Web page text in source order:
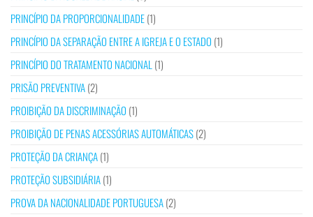
PRINCÍPIO DA PROPORCIONALIDADE(1)
PRINCÍPIO DA SEPARAÇÃO ENTRE A IGREJA E O ESTADO (1)
PRINCÍPIO DO TRATAMENTO NACIONAL (1)
PRISÃO PREVENTIVA(2)
PROIBIÇÃO DA DISCRIMINAÇÃO (1)
PROIBIÇÃO DE PENAS ACESSÓRIAS AUTOMÁTICAS(2)
PROTEÇÃO DA CRIANÇA(1)
PROTEÇÃO SUBSIDIÁRIA(1)
PROVA DA NACIONALIDADE PORTUGUESA(2)